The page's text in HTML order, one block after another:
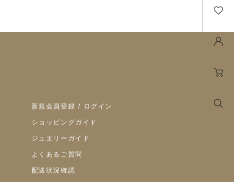
新規会員登録 / ログイン
ショッピングガイド
ジュエリーガイド
よくあるご質問
配送状況確認